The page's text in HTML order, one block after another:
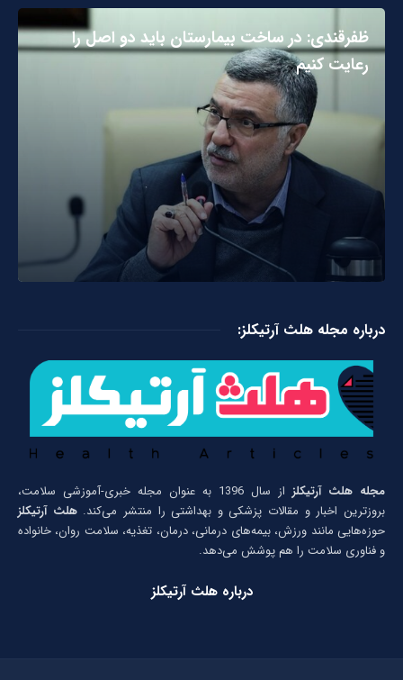
ظفرقندی: در ساخت بیمارستان باید دو اصل را
رعایت کنیم
درباره مجله هلث آرتیکلز:
مجله هلث آرتیکلز
از سال 1396 به عنوان مجله خبری-آموزشی سلامت،
بروزترین اخبار و مقالات پزشکی و بهداشتی را منتشر می‌کند.هلث آرتیکلز
حوزه‌هایی مانند ورزش، بیمه‌های درمانی، درمان، تغذیه، سلامت روان، خانواده
و فناوری سلامت را هم پوشش می‌دهد.
درباره هلث آرتیکلز